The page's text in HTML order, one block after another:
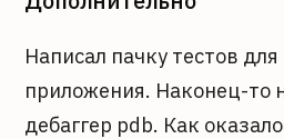
Написал пачку тестов
приложения. Наконец-то
дебаггер pdb. Как